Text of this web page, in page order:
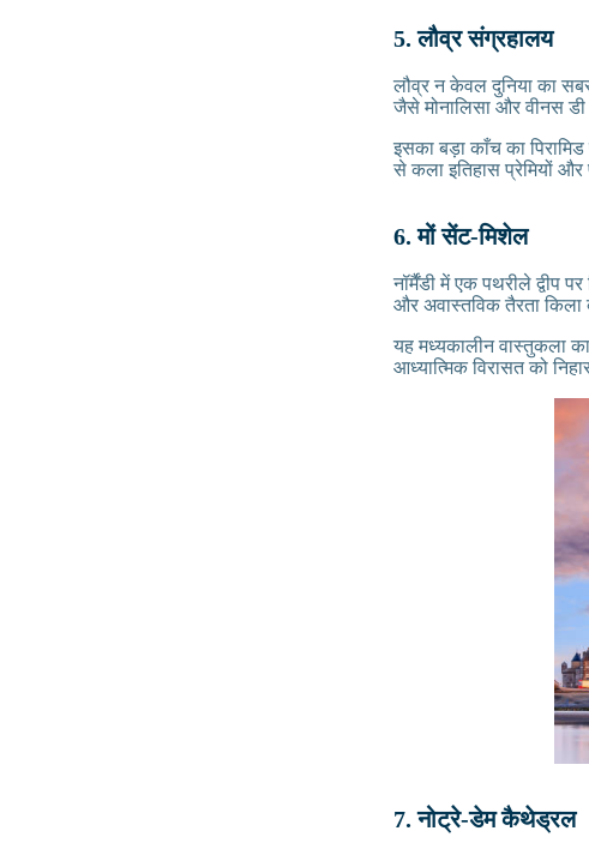
5. लौव्र संग्रहालय
लौव्र न केवल दुनिया का
जैसे मोनालिसा और वीनस
इसका बड़ा काँच का
से कला इतिहास प्रेमियों और
6. मों सेंट-मिशेल
नॉर्मैंडी में एक पथरीले द्वीप
और अवास्तविक तैरता किला
यह मध्यकालीन वास्तुकला
आध्यात्मिक विरासत को
7. नोट्रे-डेम कैथेड्रल